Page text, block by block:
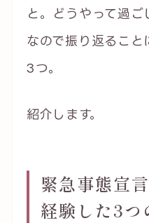
と。どうやって過ご
なので振り返ること
3つ。
紹介します。
緊急事態宣
経験した3つ